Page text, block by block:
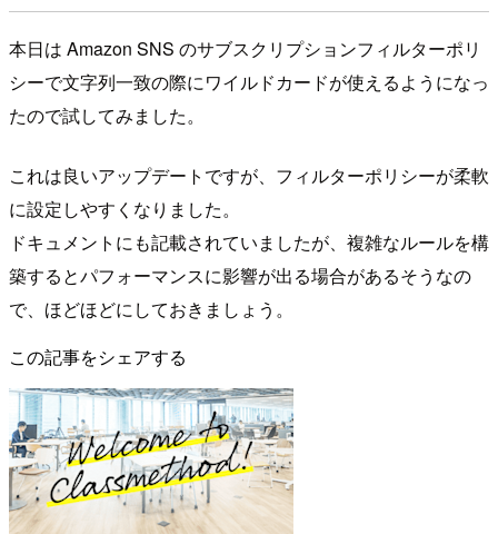
本日は Amazon SNS のサブスクリプションフィルターポリ
シーで文字列一致の際にワイルドカードが使えるようになっ
たので試してみました。
これは良いアップデートですが、フィルターポリシーが柔軟
に設定しやすくなりました。
ドキュメントにも記載されていましたが、複雑なルールを構
築するとパフォーマンスに影響が出る場合があるそうなの
で、ほどほどにしておきましょう。
この記事をシェアする